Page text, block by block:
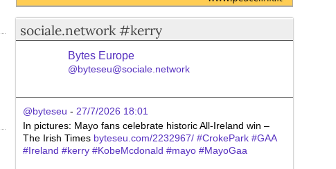
sociale.network #kerry
Bytes Europe
@byteseu@sociale.network
@byteseu - 27/7/2026 18:01
In pictures: Mayo fans celebrate historic All-Ireland win –
The Irish Times byteseu.com/2232967/ #CrokePark #GAA
#Ireland #kerry #KobeMcdonald #mayo #MayoGaa